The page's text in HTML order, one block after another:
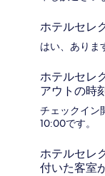
ホテルセレ
はい、ありま
ホテルセレ
アウトの時
チェックイン
10:00です。
ホテルセレ
付いた客室